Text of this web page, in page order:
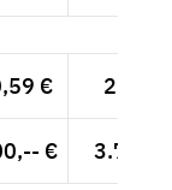
€
€